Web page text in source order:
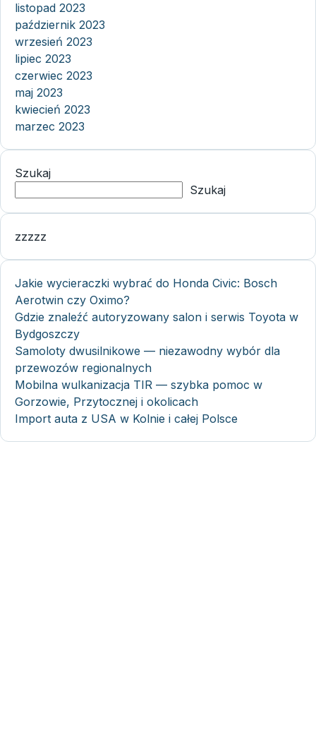
listopad 2023
październik 2023
wrzesień 2023
lipiec 2023
czerwiec 2023
maj 2023
kwiecień 2023
marzec 2023
Szukaj
Szukaj
zzzzz
Jakie wycieraczki wybrać do Honda Civic: Bosch
Aerotwin czy Oximo?
Gdzie znaleźć autoryzowany salon i serwis Toyota w
Bydgoszczy
Samoloty dwusilnikowe — niezawodny wybór dla
przewozów regionalnych
Mobilna wulkanizacja TIR — szybka pomoc w
Gorzowie, Przytocznej i okolicach
Import auta z USA w Kolnie i całej Polsce